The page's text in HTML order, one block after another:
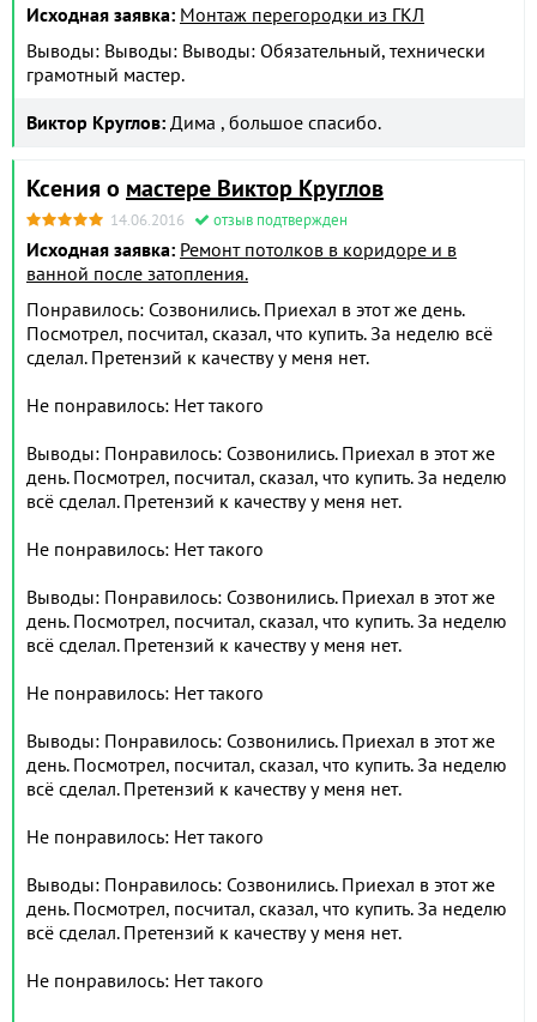
Исходная заявка: Монтаж перегородки из ГКЛ
Выводы: Выводы: Выводы: Обязательный, технически
грамотный мастер.
Виктор Круглов: Дима , большое спасибо.
Ксения о мастере Виктор Круглов
14.06.2016 отзыв подтвержден
Исходная заявка: Ремонт потолков в коридоре и в
ванной после затопления.
Понравилось: Созвонились. Приехал в этот же день.
Посмотрел, посчитал, сказал, что купить. За неделю всё
сделал. Претензий к качеству у меня нет.
Не понравилось: Нет такого
Выводы: Понравилось: Созвонились. Приехал в этот же
день. Посмотрел, посчитал, сказал, что купить. За неделю
всё сделал. Претензий к качеству у меня нет.
Не понравилось: Нет такого
Выводы: Понравилось: Созвонились. Приехал в этот же
день. Посмотрел, посчитал, сказал, что купить. За неделю
всё сделал. Претензий к качеству у меня нет.
Не понравилось: Нет такого
Выводы: Понравилось: Созвонились. Приехал в этот же
день. Посмотрел, посчитал, сказал, что купить. За неделю
всё сделал. Претензий к качеству у меня нет.
Не понравилось: Нет такого
Выводы: Понравилось: Созвонились. Приехал в этот же
день. Посмотрел, посчитал, сказал, что купить. За неделю
всё сделал. Претензий к качеству у меня нет.
Не понравилось: Нет такого